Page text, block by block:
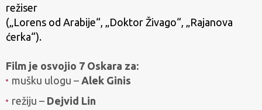
režiser
(„Lorens od Arabije“, „Doktor Živago“, „Rajanova
ćerka“).
Film je osvojio 7 Oskara za:
mušku ulogu – Alek Ginis
režiju – Dejvid Lin